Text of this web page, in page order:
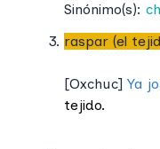
Sinónimo(s):
raspar (el
[Oxchuc] Ya
tejido.